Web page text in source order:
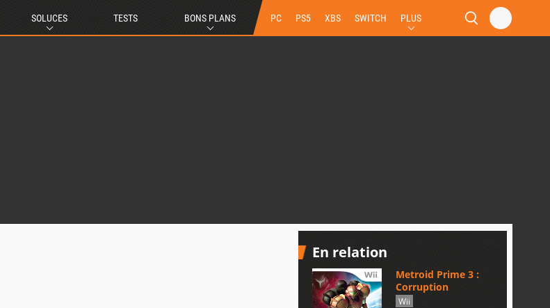
SOLUCES TESTS BONS PLANS PC PS5 XBS SWITCH PLUS
En relation
Metroid Prime 3 :
Corruption
Wii